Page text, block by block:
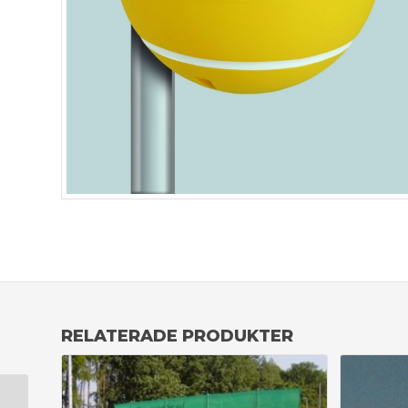
RELATERADE PRODUKTER
Papperskorg